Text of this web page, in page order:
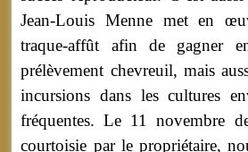
Jean-Louis Menne met en
traque-affût afin de gagner
prélèvement chevreuil, mais
incursions dans les cultures
fréquentes. Le 11 novembre
courtoisie par le propriétaire,